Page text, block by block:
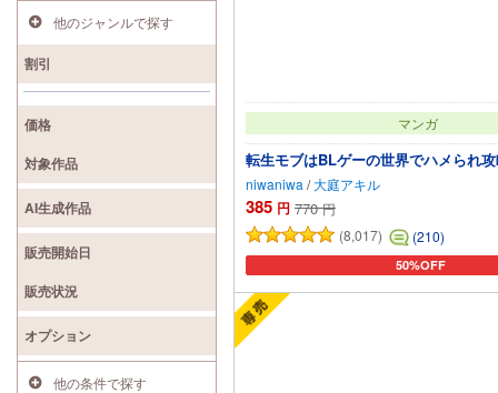
マンガ
転生モブはBLゲーの世界でハメられ
niwaniwa /大庭アキル
385 円 770 円
(8,017)
(210)
50%OFF
カートに追加
他のジャンルで探す
割引
価格
対象作品
AI生成作品
販売開始日
販売状況
オプション
他の条件で探す